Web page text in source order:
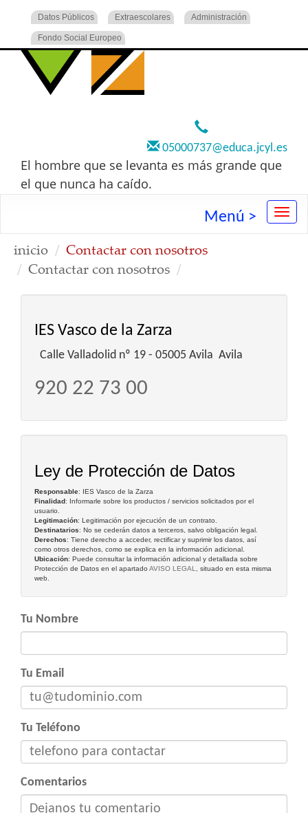
Datos Públicos Extraescolares Administración
Fondo Social Europeo
05000737@educa.jcyl.es
El hombre que se levanta es más grande que
el que nunca ha caído.
Menú >
inicio
Contactar con nosotros
Contactar con nosotros
IES Vasco de la Zarza
Calle Valladolid nº 19 - 05005 Avila Avila
920 22 73 00
Ley de Protección de Datos
Responsable: IES Vasco de la Zarza
Finalidad: Informarle sobre los productos / servicios solicitados por el
usuario.
Legitimación: Legitimación por ejecución de un contrato.
Destinatarios: No se cederán datos a terceros, salvo obligación legal.
Derechos: Tiene derecho a acceder, rectificar y suprimir los datos, así
como otros derechos, como se explica en la información adicional.
Ubicación: Puede consultar la información adicional y detallada sobre
Protección de Datos en el apartado AVISO LEGAL
, situado en esta misma
web.
Tu Nombre
Tu Email
Tu Teléfono
Comentarios